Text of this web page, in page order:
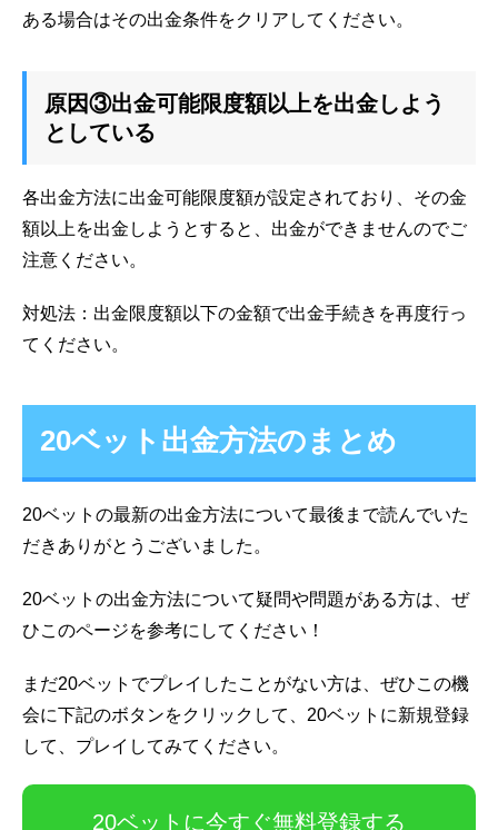
ある場合はその出金条件をクリアしてください。
原因③出金可能限度額以上を出金しよう
としている
各出金方法に出金可能限度額が設定されており、その金
額以上を出金しようとすると、出金ができませんのでご
注意ください。
対処法：出金限度額以下の金額で出金手続きを再度行っ
てください。
20ベット出金方法のまとめ
20ベットの最新の出金方法について最後まで読んでいた
だきありがとうございました。
20ベットの出金方法について疑問や問題がある方は、ぜ
ひこのページを参考にしてください！
まだ20ベットでプレイしたことがない方は、ぜひこの機
会に下記のボタンをクリックして、20ベットに新規登録
して、プレイしてみてください。
20ベットに今すぐ無料登録する